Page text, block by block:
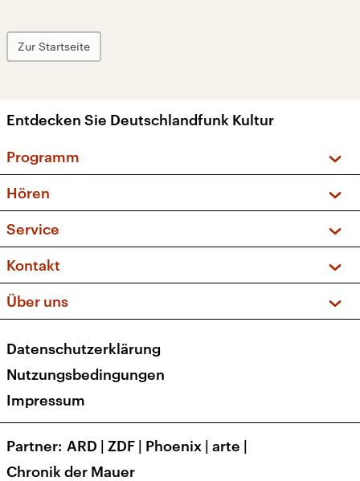
Zur Startseite
Entdecken Sie Deutschlandfunk Kultur
Programm
Sendungen und Podcasts
Musikliste
Kakadu – Das Kinderprogramm
Hören
Frequenzen (UKW + DAB+)
Service
FAQ
Apps
Newsletter
Kontakt
Social Media
Über uns
Presse
Karriere
Transparenz
Datenschutzerklärung
Nutzungsbedingungen
Impressum
Partner ARD | ZDF | Phoenix | arte |
Chronik der Mauer